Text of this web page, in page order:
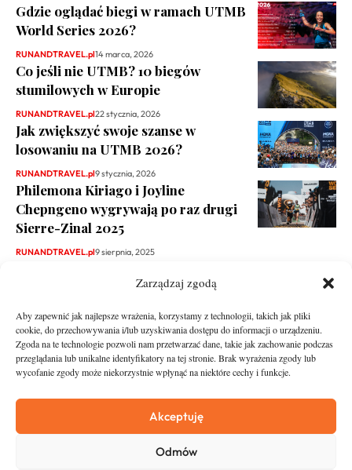
Zarządzaj zgodą
Aby zapewnić jak najlepsze wrażenia, korzystamy z technologii, takich jak pliki
cookie, do przechowywania i/lub uzyskiwania dostępu do informacji o urządzeniu.
Zgoda na te technologie pozwoli nam przetwarzać dane, takie jak zachowanie podczas
przeglądania lub unikalne identyfikatory na tej stronie. Brak wyrażenia zgody lub
wycofanie zgody może niekorzystnie wpłynąć na niektóre cechy i funkcje.
Akceptuję
Odmów
Gdzie oglądać biegi w ramach UTMB
World Series 2026?
RUNANDTRAVEL.pl14 marca, 2026
Co jeśli nie UTMB? 10 biegów
stumilowych w Europie
RUNANDTRAVEL.pl22 stycznia, 2026
Jak zwiększyć swoje szanse w
losowaniu na UTMB 2026?
RUNANDTRAVEL.pl9 stycznia, 2026
Philemona Kiriago i Joyline
Chepngeno wygrywają po raz drugi
Sierre-Zinal 2025
RUNANDTRAVEL.pl9 sierpnia, 2025
Asfalt
O nas
Zostań Patronem
Kontakt